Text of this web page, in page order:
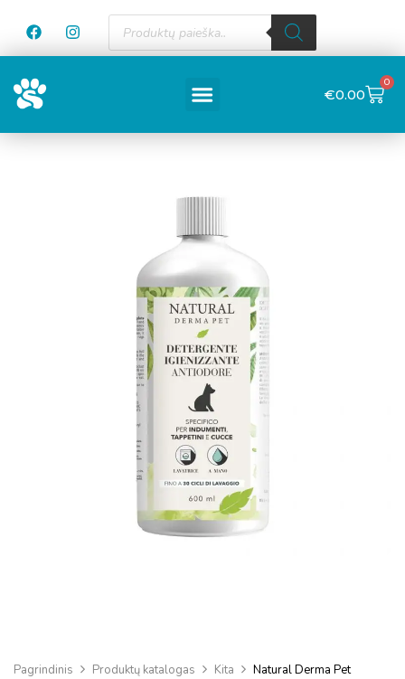
€0.00
0
Pagrindinis Produktų katalogas Kita
Natural Derma Pet